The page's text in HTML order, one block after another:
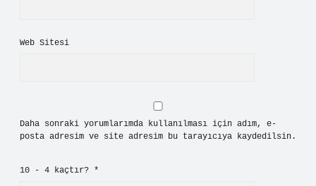
Web Sitesi
Daha sonraki yorumlarımda kullanılması için adım, e-
posta adresim ve site adresim bu tarayıcıya kaydedilsin.
10 - 4 kaçtır? *